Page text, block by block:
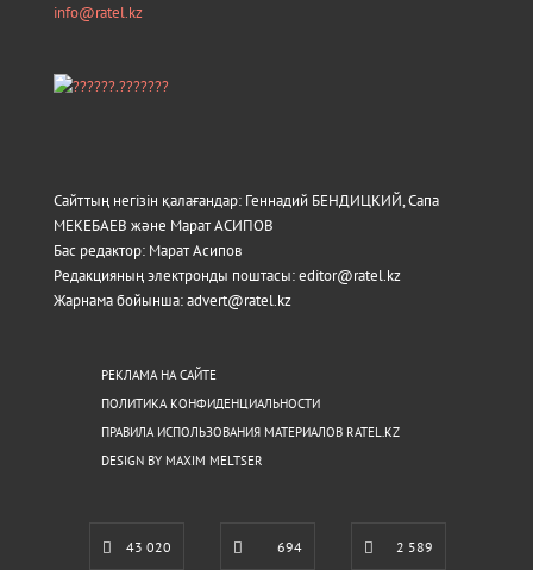
info@ratel.kz
Сайттың негізін қалағандар: Геннадий БЕНДИЦКИЙ, Сапа
МЕКЕБАЕВ және Марат АСИПОВ
Бас редактор: Марат Асипов
Редакцияның электронды поштасы: editor@ratel.kz
Жарнама бойынша: advert@ratel.kz
РЕКЛАМА НА САЙТЕ
ПОЛИТИКА КОНФИДЕНЦИАЛЬНОСТИ
ПРАВИЛА ИСПОЛЬЗОВАНИЯ МАТЕРИАЛОВ RATEL.KZ
DESIGN BY MAXIM MELTSER
43 020 694 2 589